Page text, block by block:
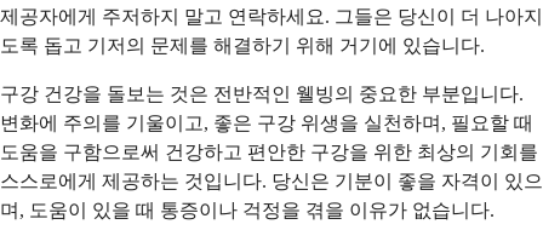
제공자에게 주저하지 말고 연락하세요. 그들은 당신이 더 나아지
도록 돕고 기저의 문제를 해결하기 위해 거기에 있습니다.
구강 건강을 돌보는 것은 전반적인 웰빙의 중요한 부분입니다.
변화에 주의를 기울이고, 좋은 구강 위생을 실천하며, 필요할 때
도움을 구함으로써 건강하고 편안한 구강을 위한 최상의 기회를
스스로에게 제공하는 것입니다. 당신은 기분이 좋을 자격이 있으
며, 도움이 있을 때 통증이나 걱정을 겪을 이유가 없습니다.